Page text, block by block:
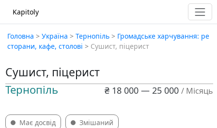
Kapitoly
Головна > Україна > Тернопіль > Громадське харчування: ре
сторани, кафе, столові > Сушист, піцерист
Сушист, піцерист
₴ 18 000 — 25 000 / Місяць
Тернопіль
Має досвід Змішаний